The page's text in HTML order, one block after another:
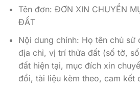
Tên đơn: ĐƠN XIN CHUYỂN
ĐẤT
Nội dung chính: Họ tên chủ sử
địa chỉ, vị trí thửa đất (số tờ,
đất hiện tại, mục đích xin
đổi, tài liệu kèm theo, cam kết